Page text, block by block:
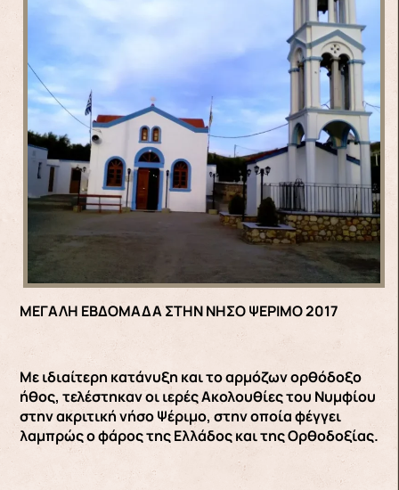
ΜΕΓΑΛΗ ΕΒΔΟΜΑΔΑ ΣΤΗΝ ΝΗΣΟ ΨΕΡΙΜΟ 2017
Με ιδιαίτερη κατάνυξη και το αρμόζων ορθόδοξο
ήθος, τελέστηκαν οι ιερές Ακολουθίες του Νυμφίου
στην ακριτική νήσο Ψέριμο, στην οποία φέγγει
λαμπρώς ο φάρος της Ελλάδος και της Ορθοδοξίας.